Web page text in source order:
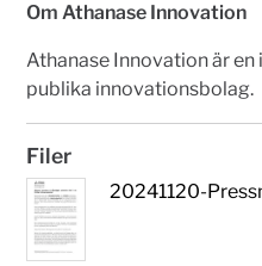
Om Athanase Innovation
Athanase Innovation är
publika innovationsbolag.
Filer
20241120-